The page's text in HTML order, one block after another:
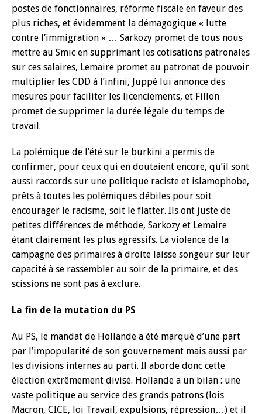
postes de fonctionnaires, réforme fiscale en faveur des
plus riches, et évidemment la démagogique « lutte
contre l’immigration » … Sarkozy promet de tous nous
mettre au Smic en supprimant les cotisations patronales
sur ces salaires, Lemaire promet au patronat de pouvoir
multiplier les CDD à l’infini, Juppé lui annonce des
mesures pour faciliter les licenciements, et Fillon
promet de supprimer la durée légale du temps de
travail.
La polémique de l’été sur le burkini a permis de
confirmer, pour ceux qui en doutaient encore, qu’il sont
aussi raccords sur une politique raciste et islamophobe,
prêts à toutes les polémiques débiles pour soit
encourager le racisme, soit le flatter. Ils ont juste de
petites différences de méthode, Sarkozy et Lemaire
étant clairement les plus agressifs. La violence de la
campagne des primaires à droite laisse songeur sur leur
capacité à se rassembler au soir de la primaire, et des
scissions ne sont pas à exclure.
La fin de la mutation du PS
Au PS, le mandat de Hollande a été marqué d’une part
par l’impopularité de son gouvernement mais aussi par
les divisions internes au parti. Il aborde donc cette
élection extrêmement divisé. Hollande a un bilan : une
vaste politique au service des grands patrons (lois
Macron, CICE, loi Travail, expulsions, répression…) et il